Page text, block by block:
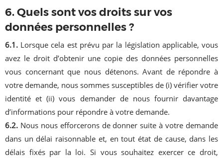
6. Quels sont vos droits sur vos
données personnelles ?
6.1. Lorsque cela est prévu par la législation applicable, vous
avez le droit d’obtenir une copie des données personnelles
vous concernant que nous détenons. Avant de répondre à
votre demande, nous sommes susceptibles de (i) vérifier votre
identité et (ii) vous demander de nous fournir davantage
d’informations pour répondre à votre demande.
6.2. Nous nous efforcerons de donner suite à votre demande
dans un délai raisonnable et, en tout état de cause, dans les
délais fixés par la loi. Si vous souhaitez exercer ce droit,